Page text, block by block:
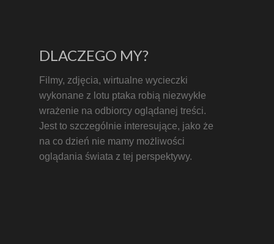
DLACZEGO MY?
Filmy, zdjęcia, wirtualne wycieczki
wykonane z lotu ptaka robią niezwykłe
wrażenie na odbiorcy oglądanej treści.
Jest to szczególnie interesujące, jako że
na co dzień nie mamy możliwości
oglądania świata z tej perspektywy.